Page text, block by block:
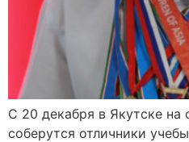
С 20 декабря в Якутске на
соберутся отличники